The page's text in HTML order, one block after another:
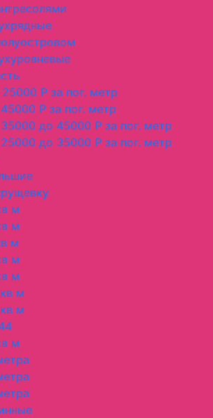
Р за пог. метр
Р за пог. метр
до 45000 Р за пог. метр
до 35000 Р за пог. метр
м
м
м
м
м
м
м
м